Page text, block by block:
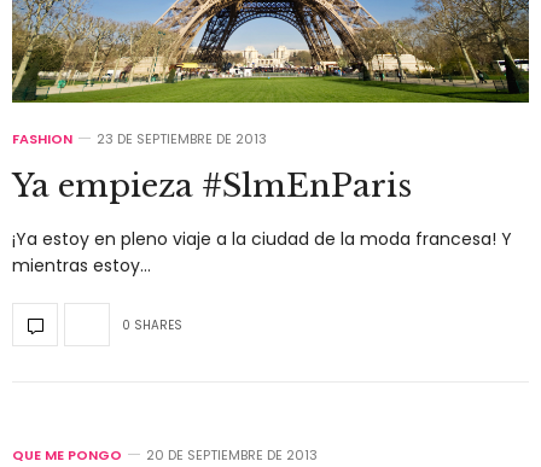
FASHION 23 DE SEPTIEMBRE DE 2013
Ya empieza #SlmEnParis
¡Ya estoy en pleno viaje a la ciudad de la moda francesa! Y
mientras estoy…
0 SHARES
QUE ME PONGO 20 DE SEPTIEMBRE DE 2013